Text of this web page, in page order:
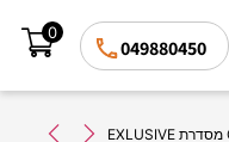
049880450
0